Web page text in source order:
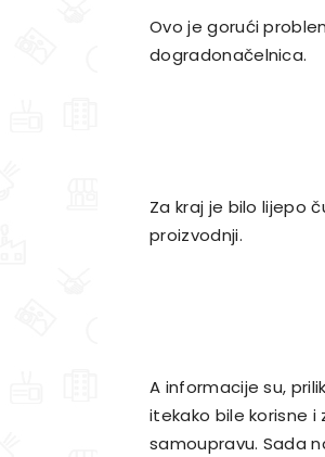
Ovo je gorući
dogradonačelnica.
Za kraj je bilo lijepo
proizvodnji.
A informacije su,
itekako bile korisne i
samoupravu. Sada